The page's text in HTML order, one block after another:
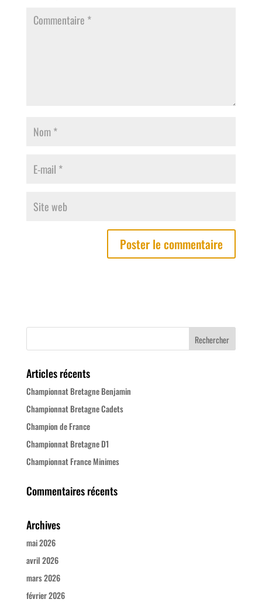
Articles récents
Championnat Bretagne Benjamin
Championnat Bretagne Cadets
Champion de France
Championnat Bretagne D1
Championnat France Minimes
Commentaires récents
Archives
mai 2026
avril 2026
mars 2026
février 2026